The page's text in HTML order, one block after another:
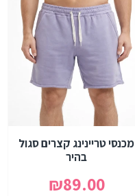
מכנסי טריינינג קצרים סגול
בהיר
₪89.00